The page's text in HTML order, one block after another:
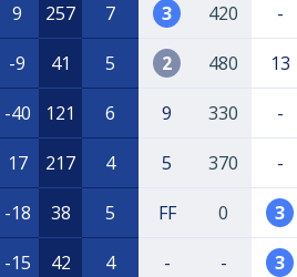
9 257 7 3 420 -
-9 41 5 2 480 13
-40 121 6 9 330 -
17 217 4 5 370 -
-18 38 5 FF 0 3
-15 42 4 - - 3